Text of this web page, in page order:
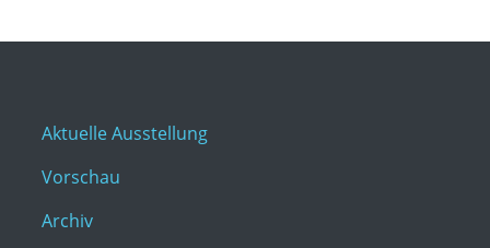
Aktuelle Ausstellung
Vorschau
Archiv